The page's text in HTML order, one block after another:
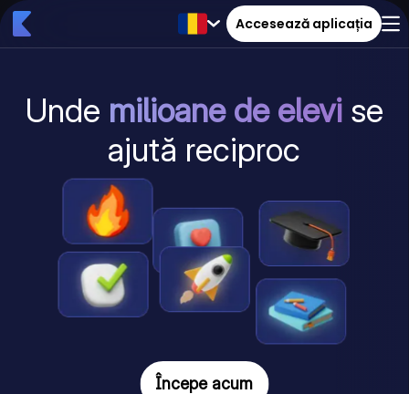
Accesează aplicația
Unde milioane de elevise
ajută reciproc
Începe acum